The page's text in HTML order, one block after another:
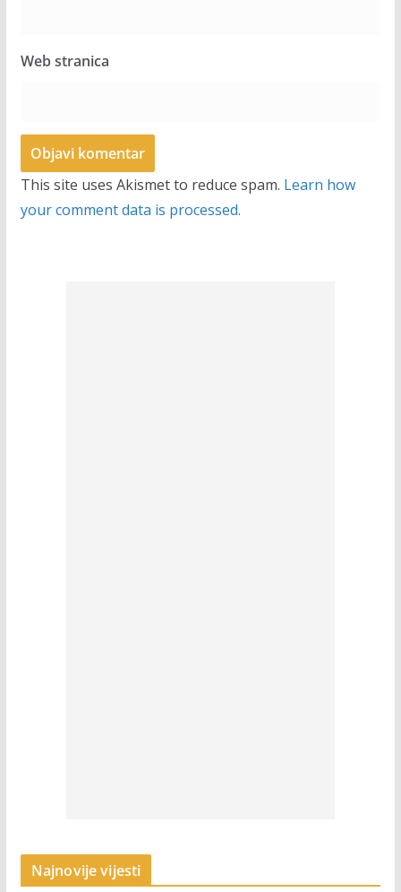
Web stranica
This site uses Akismet to reduce spam. Learn how
your comment data is processed.
Najnovije vijesti